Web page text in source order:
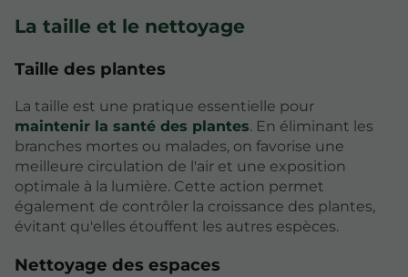
La taille et le nettoyage
Taille des plantes
La taille est une pratique essentielle pour
maintenir la santé des plantes. En éliminant les
branches mortes ou malades, on favorise une
meilleure circulation de l'air et une exposition
optimale à la lumière. Cette action permet
également de contrôler la croissance des plantes,
évitant qu'elles étouffent les autres espèces.
Nettoyage des espaces